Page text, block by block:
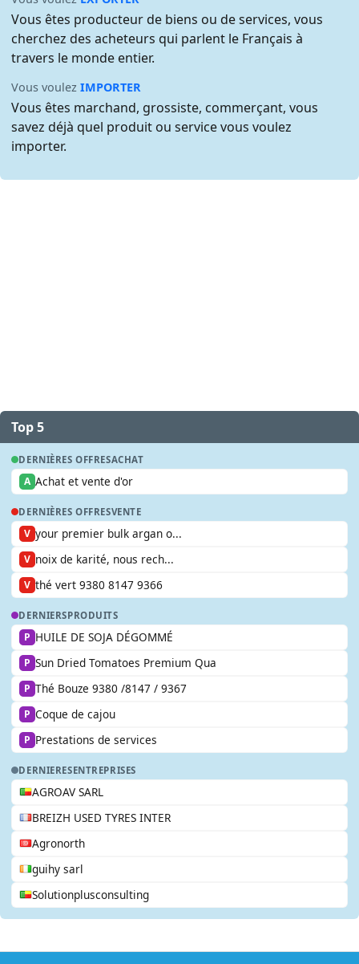
Vous êtes producteur de biens ou de services, vous
cherchez des acheteurs qui parlent le Français à
travers le monde entier.
Vous voulezIMPORTER
Vous êtes marchand, grossiste, commerçant, vous
savez déjà quel produit ou service vous voulez
importer.
Top 5
DERNIÈRES OFFRESACHAT
A Achat et vente d'or
DERNIÈRES OFFRESVENTE
V your premier bulk argan o...
V noix de karité, nous rech...
V thé vert 9380 8147 9366
DERNIERSPRODUITS
P HUILE DE SOJA DÉGOMMÉ
P Sun Dried Tomatoes Premium Qua
P Thé Bouze 9380 /8147 / 9367
P Coque de cajou
P Prestations de services
DERNIERESENTREPRISES
AGROAV SARL
BREIZH USED TYRES INTER
Agronorth
guihy sarl
Solutionplusconsulting